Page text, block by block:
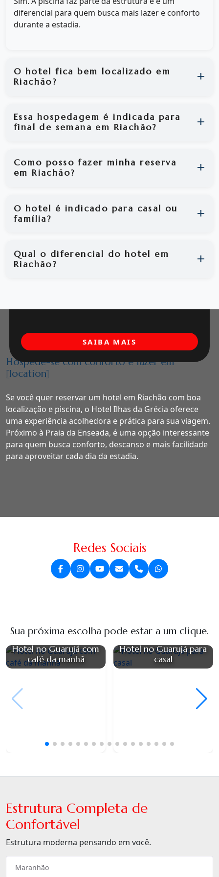
diferencial para quem busca mais lazer e conforto
durante a estadia.
O hotel fica bem localizado em
Riachão?
Essa hospedagem é indicada para
final de semana em Riachão?
Como posso fazer minha reserva
em Riachão?
O hotel é indicado para casal ou
família?
Qual o diferencial do hotel em
Riachão?
Hospede-se com conforto e lazer em
[location]
Se você quer reservar um hotel em Riachão com boa
localização e piscina, o Hotel Ilhas da Grécia oferece
uma experiência acolhedora e prática para sua viagem.
Próximo à Praia da Enseada, é uma opção interessante
para quem busca conforto, descanso e mais facilidade
para aproveitar cada dia da estadia.
SAIBA MAIS
Redes Sociais
Sua próxima escolha pode estar a um clique.
Hotel no Guarujá com
café da manhã
Hotel no Guarujá para
casal
Estrutura Completa de
Confortável
Estrutura moderna pensando em você.
Maranhão